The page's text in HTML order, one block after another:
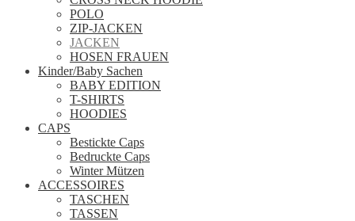
POLO
ZIP-JACKEN
JACKEN
HOSEN FRAUEN
Kinder/Baby Sachen
BABY EDITION
T-SHIRTS
HOODIES
CAPS
Bestickte Caps
Bedruckte Caps
Winter Mützen
ACCESSOIRES
TASCHEN
TASSEN